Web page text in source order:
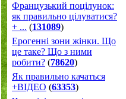
Французький поцілунок:
як правильно цілуватися?
+ ... (131089)
Ерогенні зони жінки. Що
це таке? Що з ними
робити? (78620)
Як правильно качаться
+ВІДЕО (63353)